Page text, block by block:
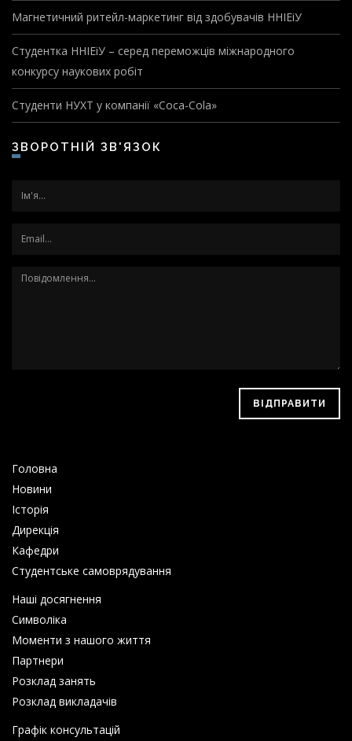
Магнетичний ритейл-маркетинг від здобувачів ННІЕіУ
Студентка ННІЕіУ – серед переможців міжнародного
конкурсу наукових робіт
Студенти НУХТ у компанії «Coca-Cola»
ЗВОРОТНІЙ ЗВ'ЯЗОК
ВІДПРАВИТИ
Головна
Новини
Історія
Дирекція
Кафедри
Студентське самоврядування
Наші досягнення
Символіка
Моменти з нашого життя
Партнери
Розклад занять
Розклад викладачів
Графік консультацій